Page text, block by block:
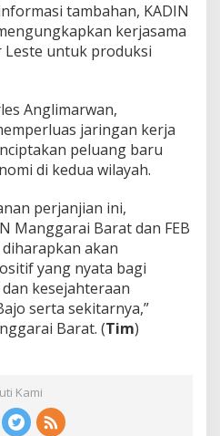
tambahan, KADIN
kerjasama
untuk produksi
Anglimarwan,
jaringan kerja
peluang baru
di kedua wilayah.
perjanjian ini,
Manggarai Barat dan FEB
akan
yang nyata bagi
kesejahteraan
serta sekitarnya,”
Barat. (Tim)
Kami